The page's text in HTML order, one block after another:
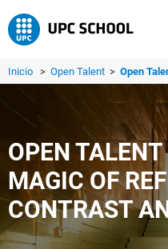
Inicio > Open Talent > Open
OPEN
MAGIC OF
CONTRAST